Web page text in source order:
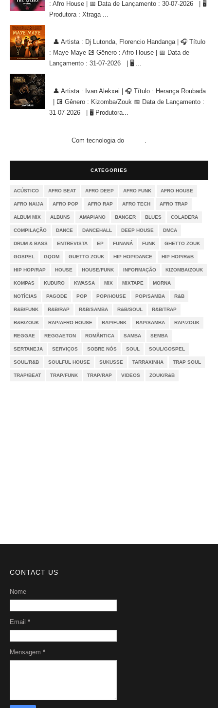
: Afro House | 📅 Data de Lançamento : 30-07-2026 | 🖥
Produtora : Xtraga ...
👤 Artista : Dj Lutonda, Florencio Handanga | 🎧 Título
: Maye Maye 💽 Gênero : Afro House | 📅 Data de
Lançamento : 31-07-2026 | 🖥 ...
👤 Artista : Ivan Alekxei | 🎧 Título : Herança Roubada
| 💽 Gênero : Kizomba/Zouk 📅 Data de Lançamento :
31-07-2026 | 🖥 Produtora...
Com tecnologia do .
CATEGORIES
ACÚSTICO AFRO BEAT AFRO DEEP AFRO FUNK AFRO HOUSE
AFRO NAIJA AFRO POP AFRO RAP AFRO TECH AFRO TRAP
ALBUM MIX ALBUNS AMAPIANO BANGER BLUES COLADERA
COMPILAÇÃO DANCE DANCEHALL DEEP HOUSE DMCA
DRUM & BASS ENTREVISTA EP FUNANÁ FUNK GHETTO ZOUK
GOSPEL GQOM GUETTO ZOUK HIP HOP/DANCE HIP HOP/R&B
HIP HOP/RAP HOUSE HOUSE/FUNK INFORMAÇÃO KIZOMBA/ZOUK
KOMPAS KUDURO KWASSA MIX MIXTAPE MORNA
NOTÍCIAS PAGODE POP POP/HOUSE POP/SAMBA R&B
R&B/FUNK R&B/RAP R&B/SAMBA R&B/SOUL R&B/TRAP
R&B/ZOUK RAP/AFRO HOUSE RAP/FUNK RAP/SAMBA RAP/ZOUK
REGGAE REGGAETON ROMÂNTICA SAMBA SEMBA
SERTANEJA SERVIÇOS SOBRE NÓS SOUL SOUL/GOSPEL
SOUL/R&B SOULFUL HOUSE SUKUSSE TARRAXINHA TRAP SOUL
TRAP/BEAT TRAP/FUNK TRAP/RAP VIDEOS ZOUK/R&B
CONTACT US
Nome
Email *
Mensagem *